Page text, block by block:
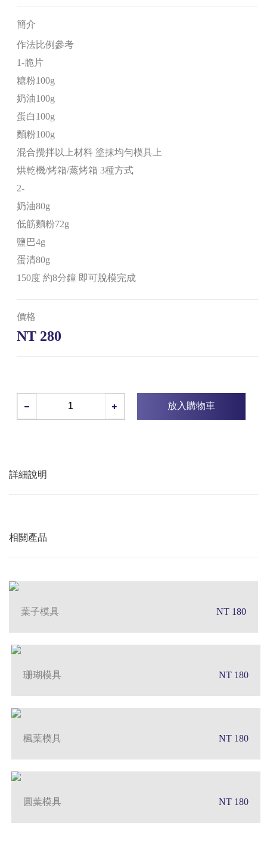
簡介
作法比例參考
1-脆片
糖粉100g
奶油100g
蛋白100g
麵粉100g
混合攪拌以上材料 塗抹均勻模具上
烘乾機/烤箱/蒸烤箱 3種方式
2-
奶油80g
低筋麵粉72g
鹽巴4g
蛋清80g
150度 約8分鐘 即可脫模完成
價格
NT 280
放入購物車
詳細說明
相關產品
葉子模具 NT 180
珊瑚模具 NT 180
楓葉模具 NT 180
圓葉模具 NT 180